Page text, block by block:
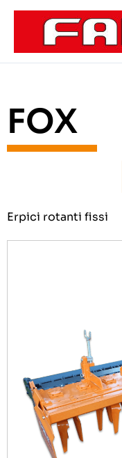
Vai
contenuto
FOX
Erpici rotanti fissi